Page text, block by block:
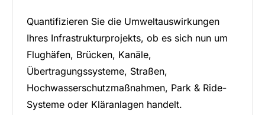
Quantifizieren Sie die Umweltauswirkungen
Ihres Infrastrukturprojekts, ob es sich nun um
Flughäfen, Brücken, Kanäle,
Übertragungssysteme, Straßen,
Hochwasserschutzmaßnahmen, Park & Ride-
Systeme oder Kläranlagen handelt.